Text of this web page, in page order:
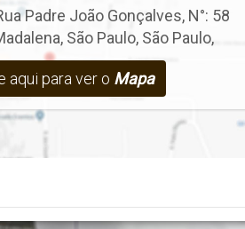
Padre João Gonçalves, N°: 58
, São Paulo, São Paulo,
aqui para ver o Mapa